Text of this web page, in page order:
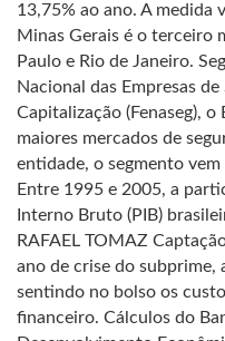
13,75% ao ano. A medida
Minas Gerais é o terceiro
Paulo e Rio de Janeiro.
Nacional das Empresas
Capitalização (Fenaseg),
maiores mercados de
entidade, o segmento vem
Entre 1995 e 2005, a
Interno Bruto (PIB)
RAFAEL TOMAZ
ano de crise do subprime,
sentindo no bolso os
financeiro. Cálculos do